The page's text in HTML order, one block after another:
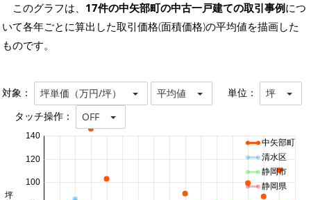
このグラフは、 17件の中矢部町の中古一戸建ての取引事例につ
いて各年ごとに算出した取引価格(面積価格)の平均値を描画した
ものです。
対象： 坪単価（万円/坪） 平均値 単位： 坪
タッチ操作： OFF
100
120
140
中矢部町
清水区
静岡市
静岡県